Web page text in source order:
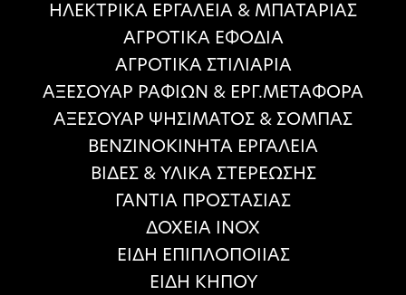
HΛΕΚΤΡΙΚΑ ΕΡΓΑΛΕΙΑ & ΜΠΑΤΑΡΙΑΣ
ΑΓΡΟΤΙΚΑ ΕΦΟΔΙΑ
ΑΓΡΟΤΙΚΑ ΣΤΙΛΙΑΡΙΑ
ΑΞΕΣΟΥΑΡ ΡΑΦΙΩΝ & ΕΡΓ.ΜΕΤΑΦΟΡΑ
ΑΞΕΣΟΥΑΡ ΨΗΣΙΜΑΤΟΣ & ΣΟΜΠΑΣ
ΒΕΝΖΙΝΟΚΙΝΗΤΑ ΕΡΓΑΛΕΙΑ
ΒΙΔΕΣ & ΥΛΙΚΑ ΣΤΕΡΕΩΣΗΣ
ΓΑΝΤΙΑ ΠΡΟΣΤΑΣΙΑΣ
ΔΟΧΕΙΑ ΙΝΟΧ
ΕΙΔΗ ΕΠΙΠΛΟΠΟΙΙΑΣ
ΕΙΔΗ ΚΗΠΟΥ